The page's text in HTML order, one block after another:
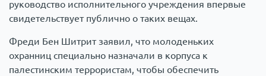
руководство исполнительного учреждения впервые
свидетельствует публично о таких вещах.
Фреди Бен Шитрит заявил, что молоденьких
охранниц специально назначали в корпуса к
палестинским террористам, чтобы обеспечить